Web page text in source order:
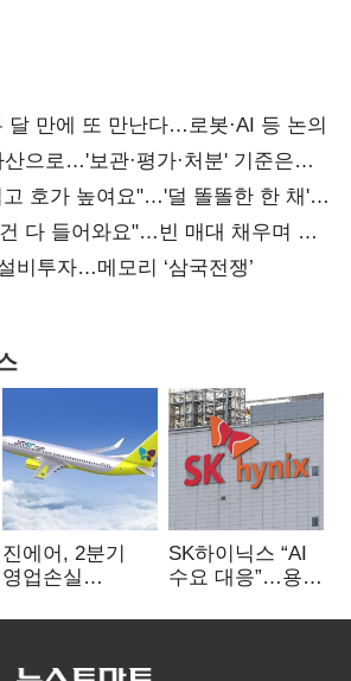
달 만에 또 만난다…로봇·AI 등 논의
으로…'보관·평가·처분' 기준은
호가 높여요"…'덜 똘똘한 한 채'
다 들어와요"…빈 매대 채우며 문
비투자…메모리 ‘삼국전쟁’
진에어, 2분기
영업손실
상승 여파
SK하이닉스 “AI
수요 대응”…용인
투자